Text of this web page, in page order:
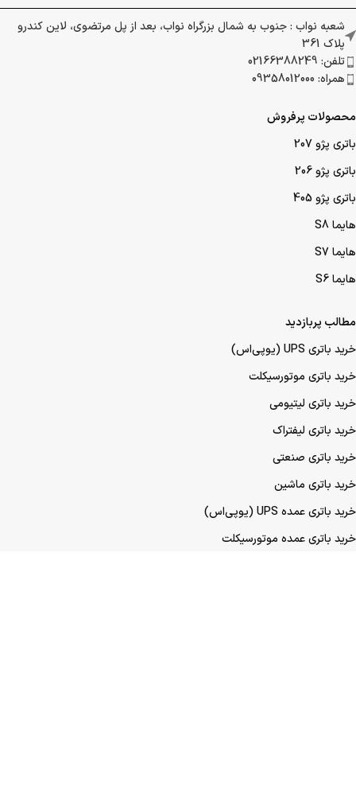
شعبه نواب : جنوب به شمال بزرگراه نواب، بعد از پل مرتضوی، لاین کندرو
پلاک 361
تلفن: 02166388249
همراه: 09358012000
محصولات پرفروش
باتری پژو 207
باتری پژو 206
باتری پژو 405
هایما S8
هایما S7
هایما S6
مطالب پربازدید
خرید باتری UPS (یو‌پی‌اس)
خرید باتری موتورسیکلت
خرید باتری لیتیومی
خرید باتری لیفتراک
خرید باتری صنعتی
خرید باتری ماشین
خرید باتری عمده UPS (یو‌پی‌اس)
خرید باتری عمده موتورسیکلت